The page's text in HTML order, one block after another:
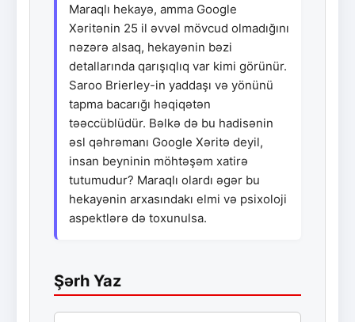
Maraqlı hekayə, amma Google
Xəritənin 25 il əvvəl mövcud olmadığını
nəzərə alsaq, hekayənin bəzi
detallarında qarışıqlıq var kimi görünür.
Saroo Brierley-in yaddaşı və yönünü
tapma bacarığı həqiqətən
təəccüblüdür. Bəlkə də bu hadisənin
əsl qəhrəmanı Google Xəritə deyil,
insan beyninin möhtəşəm xatirə
tutumudur? Maraqlı olardı əgər bu
hekayənin arxasındakı elmi və psixoloji
aspektlərə də toxunulsa.
Şərh Yaz